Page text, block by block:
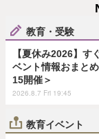
教育・受験
【夏休み2026】す
ベント情報おまと
15開催＞
2026.8.7 Fri 19:45
教育イベント